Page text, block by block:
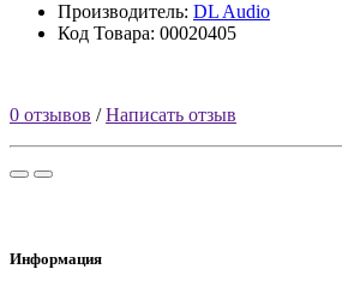
Производитель: DL Audio
Код Товара: 00020405
0 отзывов /Написать отзыв
Информация